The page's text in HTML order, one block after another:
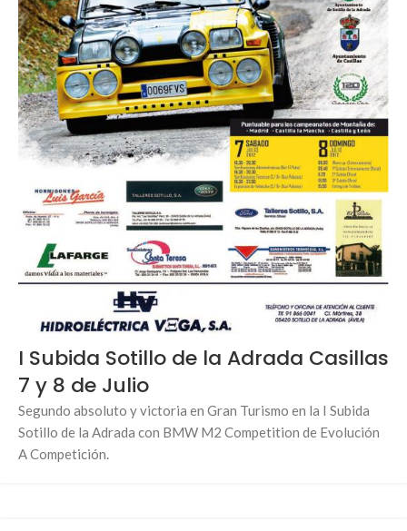
I Subida Sotillo de la Adrada Casillas
7 y 8 de Julio
Segundo absoluto y victoria en Gran Turismo en la I Subida
Sotillo de la Adrada con BMW M2 Competition de Evolución
A Competición.